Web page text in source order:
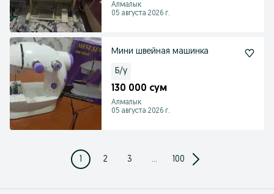
Алмалык
05 августа 2026 г.
Мини швейная машинка
Б/у
130 000 сум
Алмалык
05 августа 2026 г.
1 2 3 ... 100